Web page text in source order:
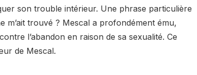
son trouble intérieur. Une phrase particulière
m’ait trouvé ? Mescal a profondément ému,
l’abandon en raison de sa sexualité. Ce
de Mescal.